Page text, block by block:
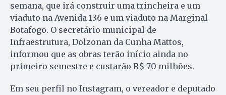
semana, que irá construir uma trincheira e um
viaduto na Avenida 136 e um viaduto na Marginal
Botafogo. O secretário municipal de
Infraestrutura, Dolzonan da Cunha Mattos,
informou que as obras terão início ainda no
primeiro semestre e custarão R$ 70 milhões.
Em seu perfil no Instagram, o vereador e deputado